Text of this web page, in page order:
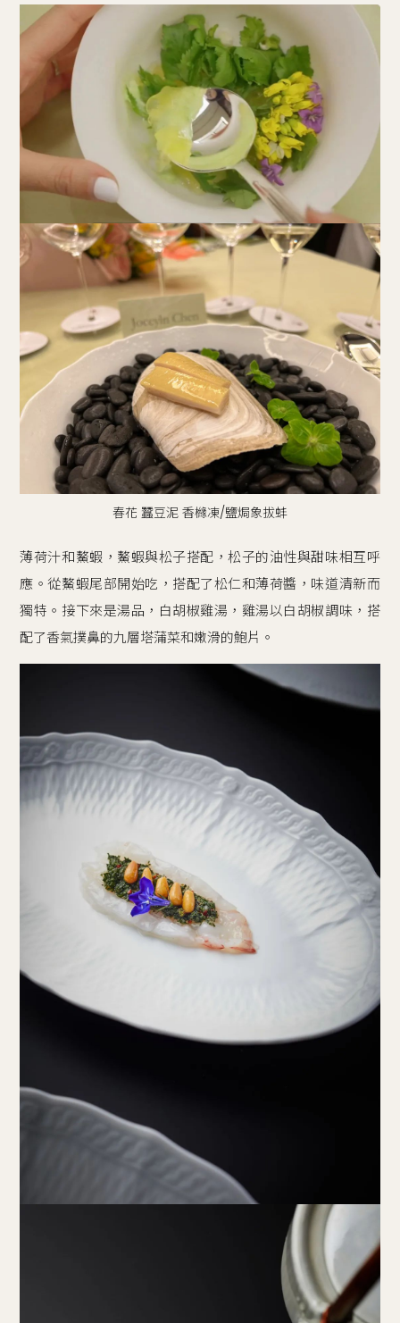
春花 蠶豆泥 香櫞凍/鹽焗象拔蚌
薄荷汁和鰲蝦，鰲蝦與松子搭配，松子的油性與甜味相互呼
應。從鰲蝦尾部開始吃，搭配了松仁和薄荷醬，味道清新而
獨特。接下來是湯品，白胡椒雞湯，雞湯以白胡椒調味，搭
配了香氣撲鼻的九層塔蒲菜和嫩滑的鮑片。